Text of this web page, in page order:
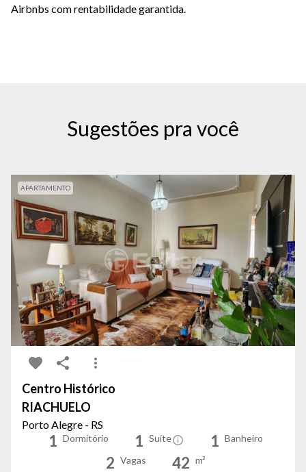
Airbnbs com rentabilidade garantida.
Sugestões pra você
APARTAMENTO
Centro Histórico
RIACHUELO
Porto Alegre - RS
1 Dormitório 1 Suíte 1 Banheiro
2 Vagas 42 m²